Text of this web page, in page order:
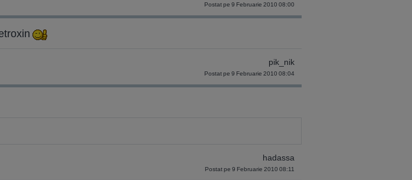
Postat pe 9 Februarie 2010 08:00
pik_nik
Postat pe 9 Februarie 2010 08:04
hadassa
Postat pe 9 Februarie 2010 08:11